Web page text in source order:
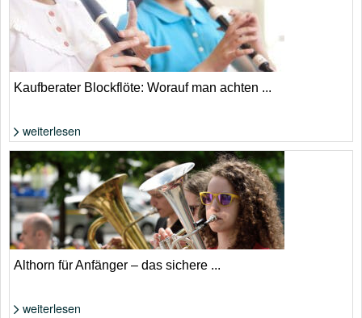
Foto: Shutterstock von KPG_Payless
Kaufberater Blockflöte: Worauf man achten ...
weiterlesen
Althorn für Anfänger – das sichere ...
weiterlesen